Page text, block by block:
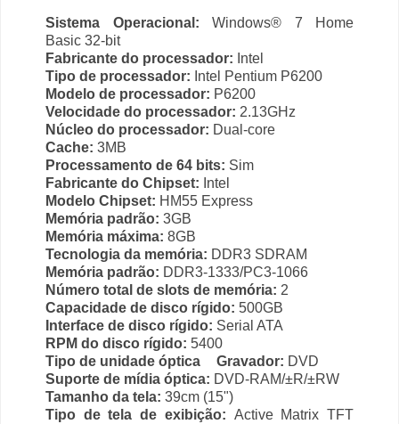
Sistema Operacional: Windows® 7 Home
Basic 32-bit
Fabricante do processador: Intel
Tipo de processador: Intel Pentium P6200
Modelo de processador: P6200
Velocidade do processador: 2.13GHz
Núcleo do processador: Dual-core
Cache: 3MB
Processamento de 64 bits: Sim
Fabricante do Chipset: Intel
Modelo Chipset: HM55 Express
Memória padrão: 3GB
Memória máxima: 8GB
Tecnologia da memória: DDR3 SDRAM
Memória padrão: DDR3-1333/PC3-1066
Número total de slots de memória: 2
Capacidade de disco rígido: 500GB
Interface de disco rígido: Serial ATA
RPM do disco rígido: 5400
Tipo de unidade óptica
Gravador: DVD
Suporte de mídia óptica: DVD-RAM/±R/±RW
Tamanho da tela: 39cm (15")
Tipo de tela de exibição: Active Matrix TFT